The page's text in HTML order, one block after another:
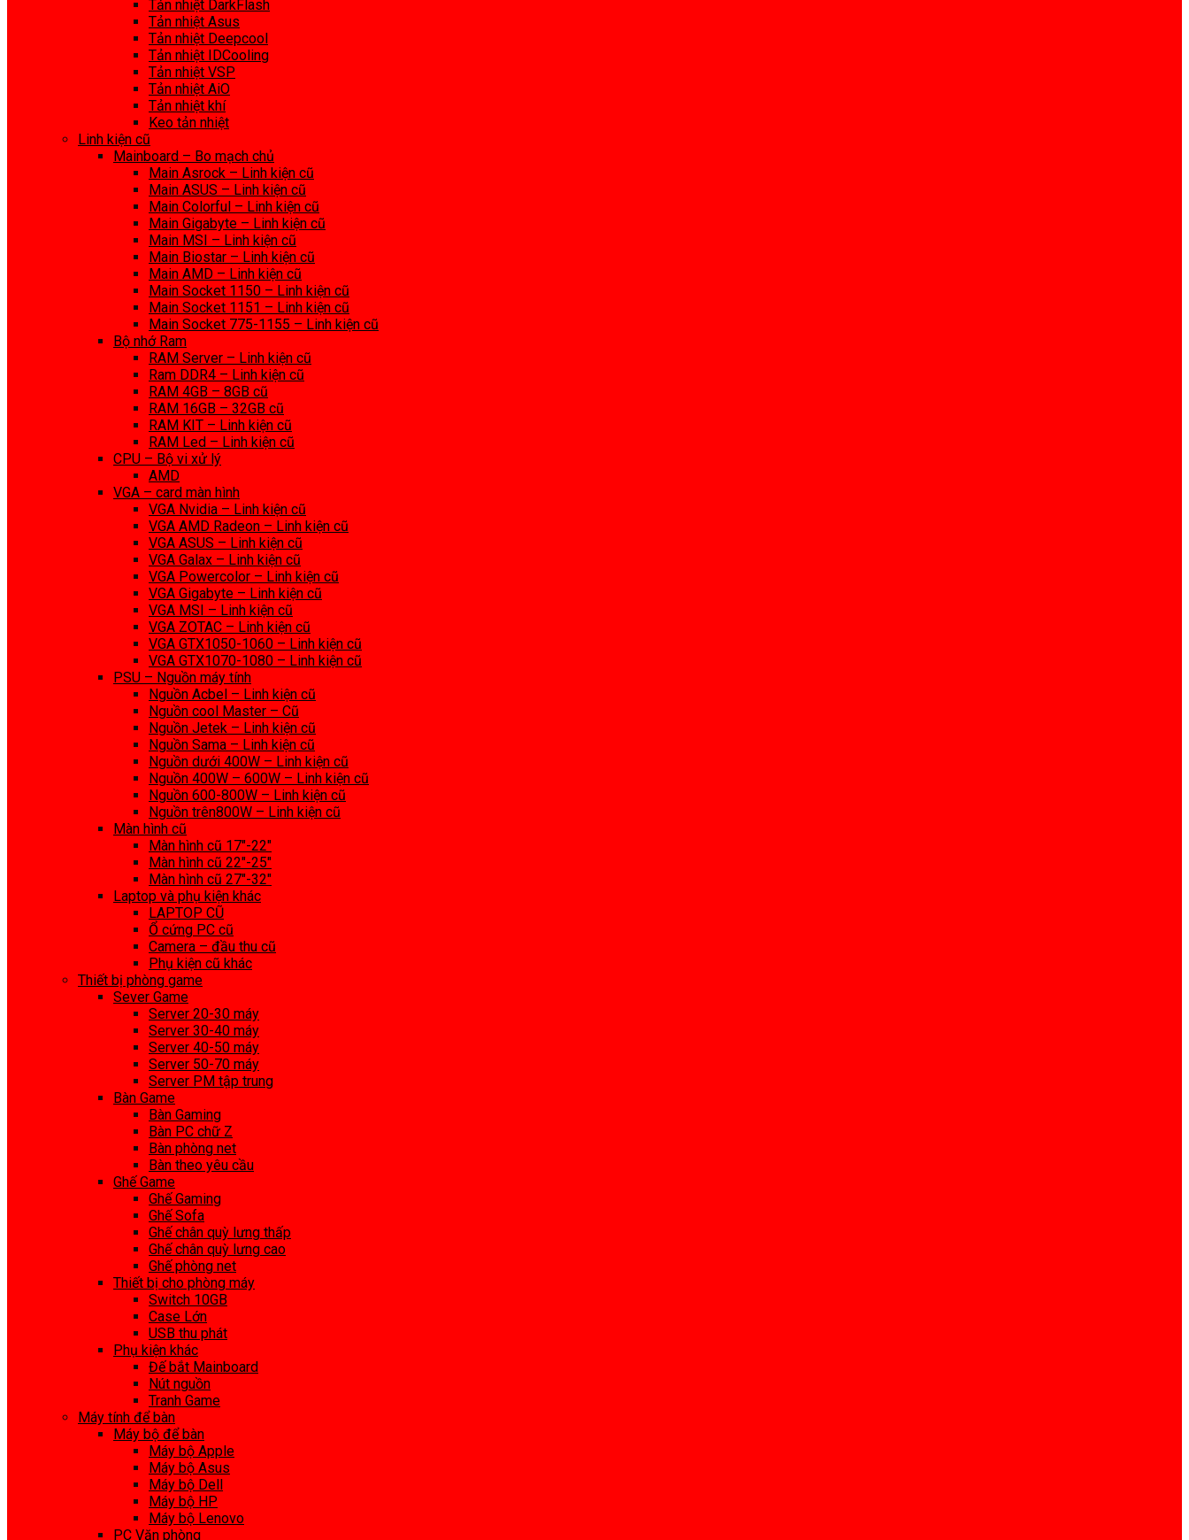
Tản nhiệt DarkFlash
Tản nhiệt Asus
Tản nhiệt Deepcool
Tản nhiệt IDCooling
Tản nhiệt VSP
Tản nhiệt AiO
Tản nhiệt khí
Keo tản nhiệt
Linh kiện cũ
Mainboard – Bo mạch chủ
Main Asrock – Linh kiện cũ
Main ASUS – Linh kiện cũ
Main Colorful – Linh kiện cũ
Main Gigabyte – Linh kiện cũ
Main MSI – Linh kiện cũ
Main Biostar – Linh kiện cũ
Main AMD – Linh kiện cũ
Main Socket 1150 – Linh kiện cũ
Main Socket 1151 – Linh kiện cũ
Main Socket 775-1155 – Linh kiện cũ
Bộ nhớ Ram
RAM Server – Linh kiện cũ
Ram DDR4 – Linh kiện cũ
RAM 4GB – 8GB cũ
RAM 16GB – 32GB cũ
RAM KIT – Linh kiện cũ
RAM Led – Linh kiện cũ
CPU – Bộ vi xử lý
AMD
VGA – card màn hình
VGA Nvidia – Linh kiện cũ
VGA AMD Radeon – Linh kiện cũ
VGA ASUS – Linh kiện cũ
VGA Galax – Linh kiện cũ
VGA Powercolor – Linh kiện cũ
VGA Gigabyte – Linh kiện cũ
VGA MSI – Linh kiện cũ
VGA ZOTAC – Linh kiện cũ
VGA GTX1050-1060 – Linh kiện cũ
VGA GTX1070-1080 – Linh kiện cũ
PSU – Nguồn máy tính
Nguồn Acbel – Linh kiện cũ
Nguồn cool Master – Cũ
Nguồn Jetek – Linh kiện cũ
Nguồn Sama – Linh kiện cũ
Nguồn dưới 400W – Linh kiện cũ
Nguồn 400W – 600W – Linh kiện cũ
Nguồn 600-800W – Linh kiện cũ
Nguồn trên800W – Linh kiện cũ
Màn hình cũ
Màn hình cũ 17″-22″
Màn hình cũ 22″-25″
Màn hình cũ 27″-32″
Laptop và phụ kiện khác
LAPTOP CŨ
Ổ cứng PC cũ
Camera – đầu thu cũ
Phụ kiện cũ khác
Thiết bị phòng game
Sever Game
Server 20-30 máy
Server 30-40 máy
Server 40-50 máy
Server 50-70 máy
Server PM tập trung
Bàn Game
Bàn Gaming
Bàn PC chữ Z
Bàn phòng net
Bàn theo yêu cầu
Ghế Game
Ghế Gaming
Ghế Sofa
Ghế chân quỳ lưng thấp
Ghế chân quỳ lưng cao
Ghế phòng net
Thiết bị cho phòng máy
Switch 10GB
Case Lớn
USB thu phát
Phụ kiện khác
Đế bắt Mainboard
Nút nguồn
Tranh Game
Máy tính để bàn
Máy bộ để bàn
Máy bộ Apple
Máy bộ Asus
Máy bộ Dell
Máy bộ HP
Máy bộ Lenovo
PC Văn phòng